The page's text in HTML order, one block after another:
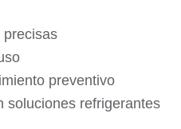
precisas
preventivo
soluciones refrigerantes